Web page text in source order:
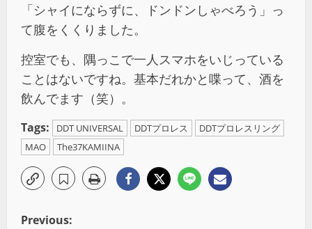
「シャイにならずに、ドンドンしゃべろう」っ
て腹をくくりました。
控室でも、隅っこで一人スマホをいじっている
ことはないですね。基本だれかと喋って、酒を
飲んでます（笑）。
Tags: DDT UNIVERSAL DDTプロレス
DDTプロレスリング
MAO
The37KAMIINA
Previous: